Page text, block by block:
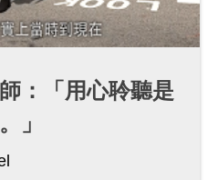
：「用心聆聽是
」